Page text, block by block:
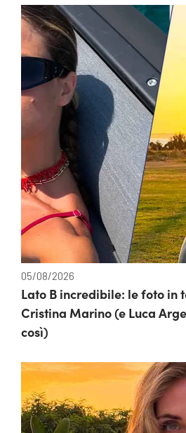
05/08/2026
Lato B incredibile: le foto in
Cristina Marino (e Luca
così)